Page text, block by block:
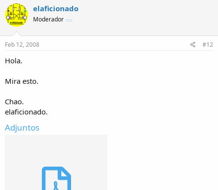
elaficionado
Moderador
Feb 12, 2008 #12
Hola.
Mira esto.
Chao.
elaficionado.
Adjuntos